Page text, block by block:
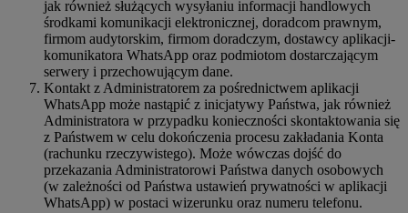
jak również służących wysyłaniu informacji handlowych
środkami komunikacji elektronicznej, doradcom prawnym,
firmom audytorskim, firmom doradczym, dostawcy aplikacji-
komunikatora WhatsApp oraz podmiotom dostarczającym
serwery i przechowującym dane.
Kontakt z Administratorem za pośrednictwem aplikacji
WhatsApp może nastąpić z inicjatywy Państwa, jak również
Administratora w przypadku konieczności skontaktowania się
z Państwem w celu dokończenia procesu zakładania Konta
(rachunku rzeczywistego). Może wówczas dojść do
przekazania Administratorowi Państwa danych osobowych
(w zależności od Państwa ustawień prywatności w aplikacji
WhatsApp) w postaci wizerunku oraz numeru telefonu.